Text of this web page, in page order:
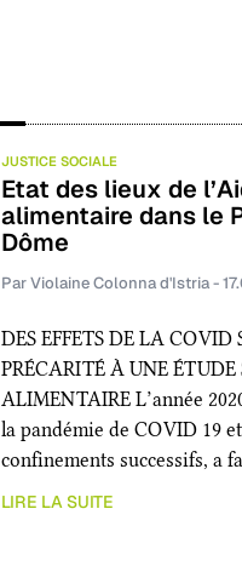
JUSTICE SOCIALE
Etat des lieux de
alimentaire dans le
Dôme
Par Violaine Colonna d'Istria -
DES EFFETS DE LA COVID
PRÉCARITÉ À UNE ÉTUDE
ALIMENTAIRE L’année
la pandémie de COVID 19
confinements successifs, a
LIRE LA SUITE